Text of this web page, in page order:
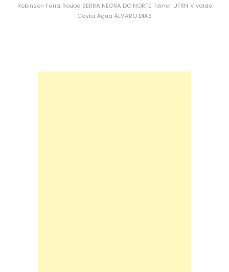
Robinson Faria Roubo SERRA NEGRA DO NORTE Temer UFRN Vivaldo
Costa Água ÁLVARO DIAS